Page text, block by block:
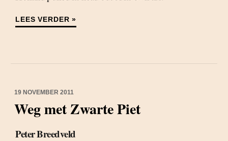
LEES VERDER »
19 NOVEMBER 2011
Weg met Zwarte Piet
Peter Breedveld